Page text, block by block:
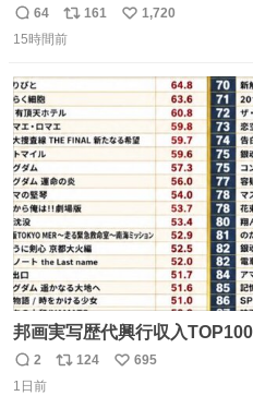
タ、完全なる同世代（笑）
ロ
返
信
64
リ
ポ
ト
数
161
い
数
1,720
15時間前
邦画実写歴代興行収入
THE MOVIE2 3️⃣南極物語 4️⃣
子猫物語 6️⃣劇場版コード・ブ
返
信
2
リ
124
い
695
1日前